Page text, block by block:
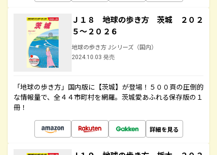
Ｊ１８ 地球の歩き方 茨城 ２０２
５～２０２６
地球の歩き方 Jシリーズ（国内）
2024.10.03 発売
「地球の歩き方」国内版に【茨城】が登場！５００頁の圧倒的
な情報量で、全４４市町村を網羅。茨城愛あふれる保存版の１
冊！
詳細を見る